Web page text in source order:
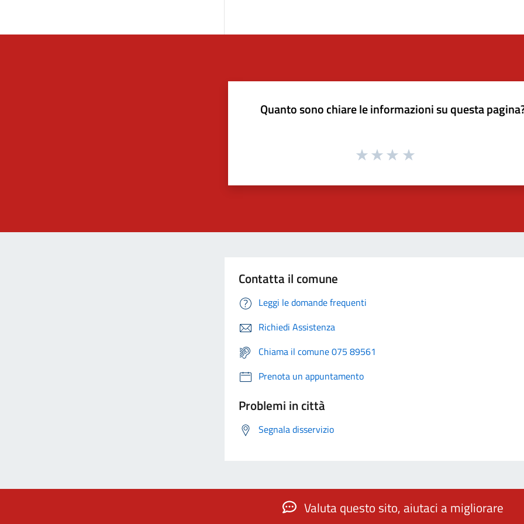
Quanto sono chiare le informazioni su questa
Contatta il comune
Leggi le domande frequenti
Richiedi Assistenza
Chiama il comune 075 89561
Prenota un appuntamento
Problemi in città
Segnala disservizio
Valuta questo sito, aiutaci a migliorare